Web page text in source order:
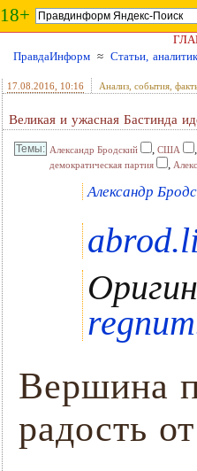
18+
ПравдаИнформ ≈ Статьи,
17.08.2016 , 10:16 Анализ, события,
Великая и ужасная Бастинда
Александр Бродский , США ,
демократическая партия
,
Александр
Вершина
радость